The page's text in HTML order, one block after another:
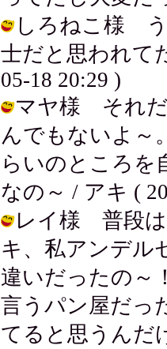
しろねこ様 う
士だと思われて
05-18 20:29 )
マヤ様 それだ
んでもないよ～
らいのところを
なの～ / アキ (
レイ様 普段は
キ、私アンデル
違いだったの～
言うパン屋だっ
てると思うんだ